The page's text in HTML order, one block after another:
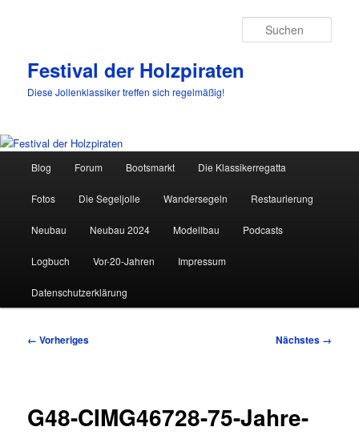
Festival der Holzpiraten
Diese Jollenklassiker treffen sich regelmäßig!
Zum
primären
Inhalt
springen
Blog Forum Bootsmarkt Die Klassikerregatta
Fotos Die Segeljolle Wandersegeln Restaurierung
Neubau Neubau 2024 Modellbau Podcasts
Logbuch Vor-20-Jahren Impressum
Datenschutzerklärung
Bilder-
← Vorheriges Nächstes →
G48-CIMG46728-75-Jahre-